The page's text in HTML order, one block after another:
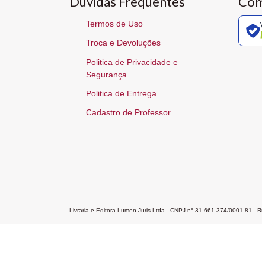
Termos de Uso
Troca e Devoluções
Politica de Privacidade e
Segurança
Politica de Entrega
Cadastro de Professor
Livraria e Editora Lumen Juris Ltda - CNPJ n° 31.661.374/0001-81 -